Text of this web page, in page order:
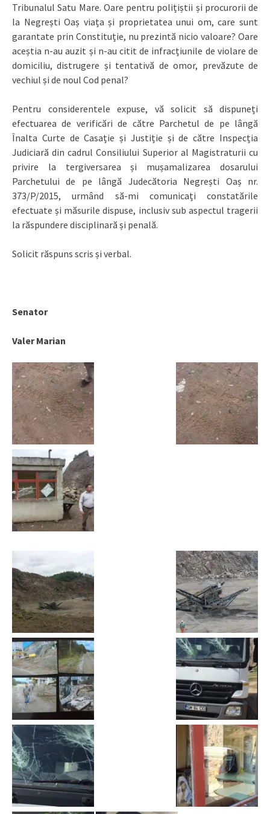
Tribunalul Satu Mare. Oare pentru polițiștii și procurorii de
la Negrești Oaș viața și proprietatea unui om, care sunt
garantate prin Constituție, nu prezintă nicio valoare? Oare
aceștia n-au auzit și n-au citit de infracțiunile de violare de
domiciliu, distrugere și tentativă de omor, prevăzute de
vechiul și de noul Cod penal?
Pentru considerentele expuse, vă solicit să dispuneți
efectuarea de verificări de către Parchetul de pe lângă
Înalta Curte de Casație și Justiție și de către Inspecția
Judiciară din cadrul Consiliului Superior al Magistraturii cu
privire la tergiversarea și mușamalizarea dosarului
Parchetului de pe lângă Judecătoria Negrești Oaș nr.
373/P/2015, urmând să-mi comunicați constatările
efectuate și măsurile dispuse, inclusiv sub aspectul tragerii
la răspundere disciplinară și penală.
Solicit răspuns scris și verbal.
Senator
Valer Marian